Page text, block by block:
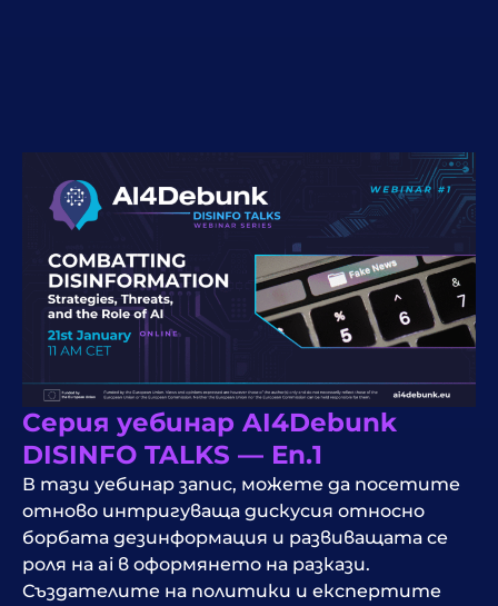
Серия уебинар AI4Debunk
DISINFO TALKS — Еп.1
В тази уебинар запис, можете да посетите
отново интригуваща дискусия относно
борбата дезинформация и развиващата се
роля на ai в оформянето на разкази.
Създателите на политики и експертите